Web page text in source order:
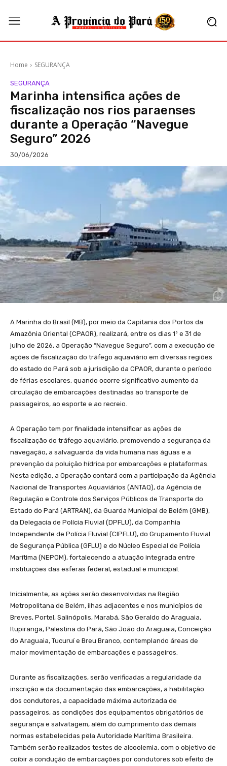
Home SEGURANÇA
SEGURANÇA
Marinha intensifica ações de
fiscalização nos rios paraenses
durante a Operação “Navegue
Seguro” 2026
30/06/2026
A Marinha do Brasil (MB), por meio da Capitania dos Portos da
Amazônia Oriental (CPAOR), realizará, entre os dias 1º e 31 de
julho de 2026, a Operação “Navegue Seguro”, com a execução de
ações de fiscalização do tráfego aquaviário em diversas regiões
do estado do Pará sob a jurisdição da CPAOR, durante o período
de férias escolares, quando ocorre significativo aumento da
circulação de embarcações destinadas ao transporte de
passageiros, ao esporte e ao recreio.
A Operação tem por finalidade intensificar as ações de
fiscalização do tráfego aquaviário, promovendo a segurança da
navegação, a salvaguarda da vida humana nas águas e a
prevenção da poluição hídrica por embarcações e plataformas.
Nesta edição, a Operação contará com a participação da Agência
Nacional de Transportes Aquaviários (ANTAQ), da Agência de
Regulação e Controle dos Serviços Públicos de Transporte do
Estado do Pará (ARTRAN), da Guarda Municipal de Belém (GMB),
da Delegacia de Polícia Fluvial (DPFLU), da Companhia
Independente de Polícia Fluvial (CIPFLU), do Grupamento Fluvial
de Segurança Pública (GFLU) e do Núcleo Especial de Polícia
Marítima (NEPOM), fortalecendo a atuação integrada entre
instituições das esferas federal, estadual e municipal.
Inicialmente, as ações serão desenvolvidas na Região
Metropolitana de Belém, ilhas adjacentes e nos municípios de
Breves, Portel, Salinópolis, Marabá, São Geraldo do Araguaia,
Itupiranga, Palestina do Pará, São João do Araguaia, Conceição
do Araguaia, Tucuruí e Breu Branco, contemplando áreas de
maior movimentação de embarcações e passageiros.
Durante as fiscalizações, serão verificadas a regularidade da
inscrição e da documentação das embarcações, a habilitação
dos condutores, a capacidade máxima autorizada de
passageiros, as condições dos equipamentos obrigatórios de
segurança e salvatagem, além do cumprimento das demais
normas estabelecidas pela Autoridade Marítima Brasileira.
Também serão realizados testes de alcoolemia, com o objetivo de
coibir a condução de embarcações por condutores sob efeito de